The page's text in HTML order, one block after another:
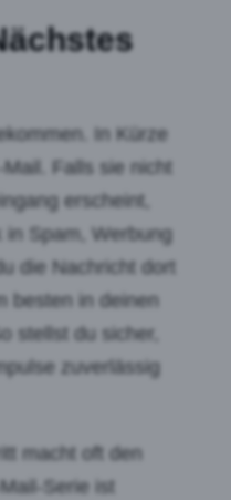
In Kürze
Falls sie nicht
erscheint,
in Spam, Werbung
die Nachricht dort
besten in deinen
stellst du sicher,
zuverlässig
macht oft den
Serie ist